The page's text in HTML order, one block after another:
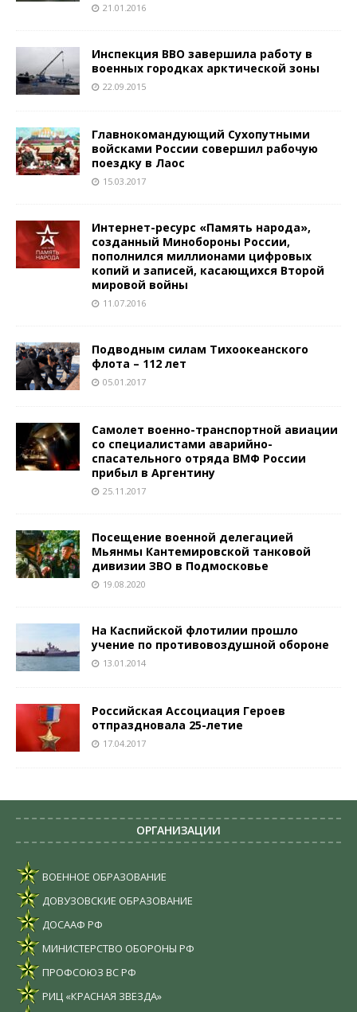
21.01.2016
Инспекция ВВО завершила работу в
военных городках арктической зоны
22.09.2015
Главнокомандующий Сухопутными
войсками России совершил рабочую
поездку в Лаос
15.03.2017
Интернет-ресурс «Память народа»,
созданный Минобороны России,
пополнился миллионами цифровых
копий и записей, касающихся Второй
мировой войны
11.07.2016
Подводным силам Тихоокеанского
флота – 112 лет
05.01.2017
Самолет военно-транспортной авиации
со специалистами аварийно-
спасательного отряда ВМФ России
прибыл в Аргентину
25.11.2017
Посещение военной делегацией
Мьянмы Кантемировской танковой
дивизии ЗВО в Подмосковье
19.08.2020
На Каспийской флотилии прошло
учение по противовоздушной обороне
13.01.2014
Российская Ассоциация Героев
отпраздновала 25-летие
17.04.2017
ОРГАНИЗАЦИИ
ВОЕННОЕ ОБРАЗОВАНИЕ
ДОВУЗОВСКИЕ ОБРАЗОВАНИЕ
ДОСААФ РФ
МИНИСТЕРСТВО ОБОРОНЫ РФ
ПРОФСОЮЗ ВС РФ
РИЦ «КРАСНАЯ ЗВЕЗДА»